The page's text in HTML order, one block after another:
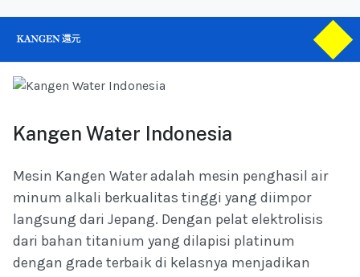
Kangen Water Indonesia
Mesin Kangen Water adalah mesin penghasil air
minum alkali berkualitas tinggi yang diimpor
langsung dari Jepang. Dengan pelat elektrolisis
dari bahan titanium yang dilapisi platinum
dengan grade terbaik di kelasnya menjadikan